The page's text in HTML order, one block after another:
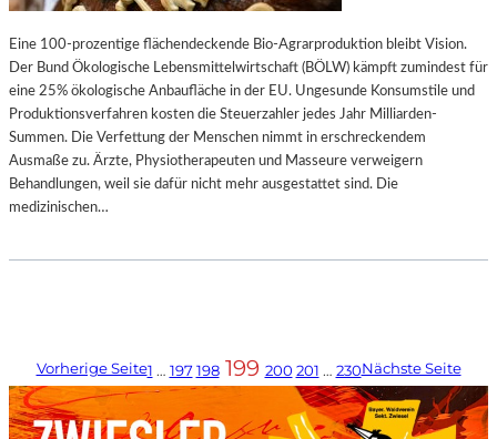
Eine 100-prozentige flächendeckende Bio-Agrarproduktion bleibt Vision.
Der Bund Ökologische Lebensmittelwirtschaft (BÖLW) kämpft zumindest für
eine 25% ökologische Anbaufläche in der EU. Ungesunde Konsumstile und
Produktionsverfahren kosten die Steuerzahler jedes Jahr Milliarden-
Summen. Die Verfettung der Menschen nimmt in erschreckendem
Ausmaße zu. Ärzte, Physiotherapeuten und Masseure verweigern
Behandlungen, weil sie dafür nicht mehr ausgestattet sind. Die
medizinischen…
Vorherige Seite1 … 197 198 199 200 201 … 230Nächste Seite